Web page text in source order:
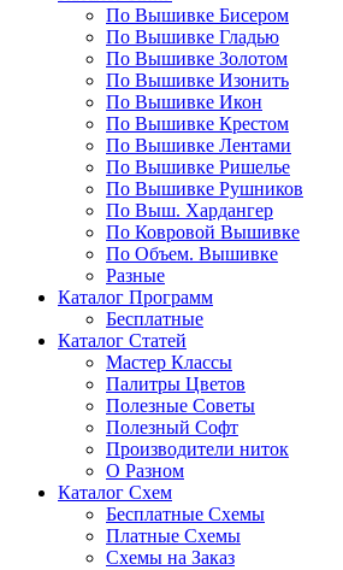
По Вышивке Бисером
По Вышивке Гладью
По Вышивке Золотом
По Вышивке Изонить
По Вышивке Икон
По Вышивке Крестом
По Вышивке Лентами
По Вышивке Ришелье
По Вышивке Рушников
По Выш. Хардангер
По Ковровой Вышивке
По Объем. Вышивке
Разные
Каталог Программ
Бесплатные
Каталог Статей
Мастер Классы
Палитры Цветов
Полезные Советы
Полезный Софт
Производители ниток
О Разном
Каталог Схем
Бесплатные Схемы
Платные Схемы
Схемы на Заказ